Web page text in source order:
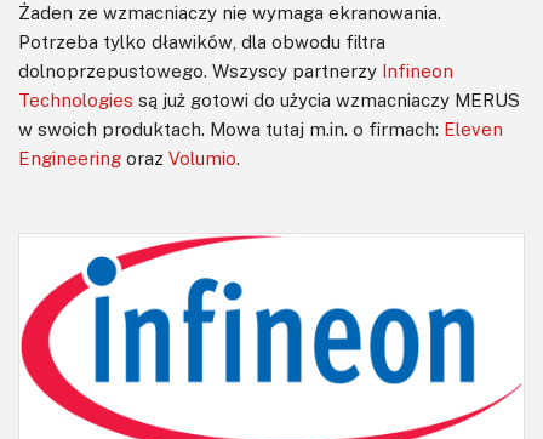
Żaden ze wzmacniaczy nie wymaga ekranowania.
Potrzeba tylko dławików, dla obwodu filtra
dolnoprzepustowego. Wszyscy partnerzy Infineon
Technologies są już gotowi do użycia wzmacniaczy MERUS
w swoich produktach. Mowa tutaj m.in. o firmach: Eleven
Engineering oraz Volumio.